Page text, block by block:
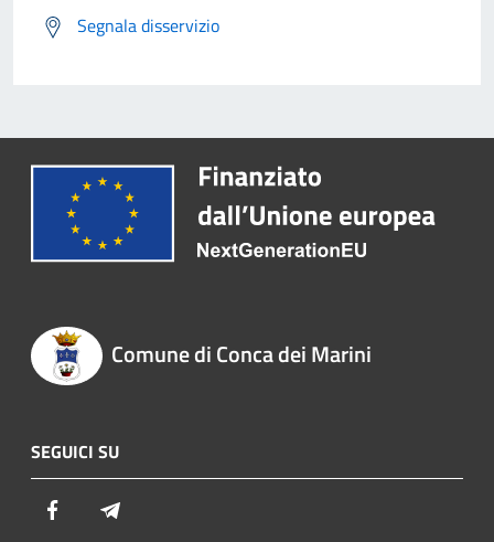
Segnala disservizio
Comune di Conca dei Marini
SEGUICI SU
Facebook